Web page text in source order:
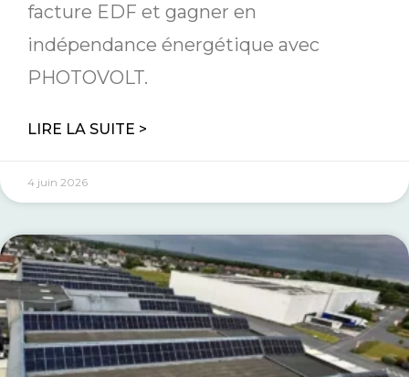
facture EDF et gagner en
indépendance énergétique avec
PHOTOVOLT.
LIRE LA SUITE >
4 juin 2026